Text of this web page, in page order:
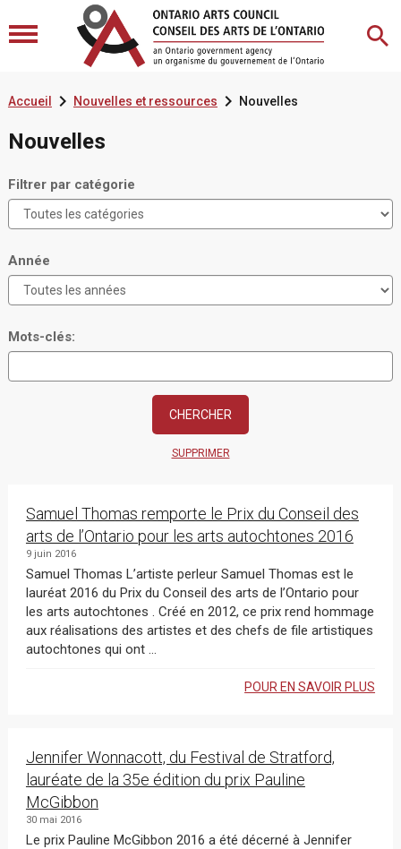
Accueil  Nouvelles et ressources Nouvelles
Nouvelles
Filtrer par catégorie
Année
Mots-clés:
SUPPRIMER
Samuel Thomas remporte le Prix du Conseil des
arts de l’Ontario pour les arts autochtones 2016
9 juin 2016
Samuel Thomas L’artiste perleur Samuel Thomas est le
lauréat 2016 du Prix du Conseil des arts de l’Ontario pour
les arts autochtones . Créé en 2012, ce prix rend hommage
aux réalisations des artistes et des chefs de file artistiques
autochtones qui ont ...
POUR EN SAVOIR PLUS
Jennifer Wonnacott, du Festival de Stratford,
lauréate de la 35e édition du prix Pauline
McGibbon
30 mai 2016
Le prix Pauline McGibbon 2016 a été décerné à Jennifer